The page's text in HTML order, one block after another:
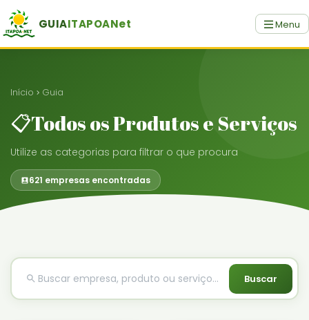
GUIAITAPOANet Menu
Início Guia
📋Todos os Produtos e Serviços
Utilize as categorias para filtrar o que procura
621 empresas encontradas
Buscar